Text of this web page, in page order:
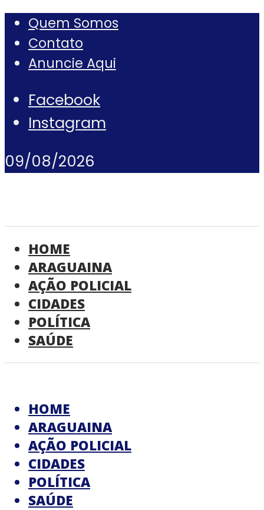
Quem Somos
Contato
Anuncie Aqui
Facebook
Instagram
09/08/2026
HOME
ARAGUAINA
AÇÃO POLICIAL
CIDADES
POLÍTICA
SAÚDE
HOME
ARAGUAINA
AÇÃO POLICIAL
CIDADES
POLÍTICA
SAÚDE